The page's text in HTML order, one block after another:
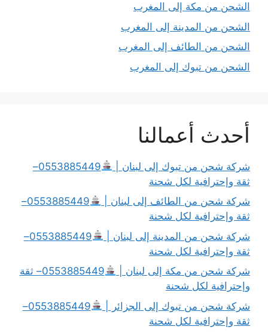
الشحن من مكة إلى المغرب
الشحن من المدينة إلى المغرب
الشحن من الطائف إلى المغرب
الشحن من تبوك إلى المغرب
أحدث أعمالنا
شركة شحن من تبوك إلى لبنان |
0553885449–
ثقة وإحترافية لكل شحنة
شركة شحن من الطائف إلى لبنان |
0553885449–
ثقة وإحترافية لكل شحنة
شركة شحن من المدينة إلى لبنان |
0553885449–
ثقة وإحترافية لكل شحنة
شركة شحن من مكة إلى لبنان |
0553885449– ثقة
وإحترافية لكل شحنة
شركة شحن من تبوك إلى الجزائر |
0553885449–
ثقة وإحترافية لكل شحنة